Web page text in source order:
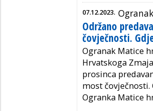
07.12.2023.
Održano
čovječnosti.
Ogranak Matice
Hrvatskoga
prosinca
most čovječnosti.
Ogranka Matice